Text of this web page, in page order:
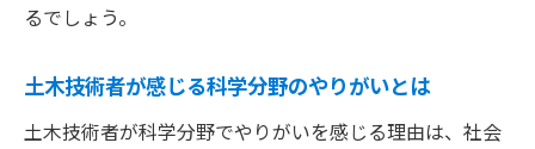
るでしょう。
土木技術者が感じる科学分野のやりがいとは
土木技術者が科学分野でやりがいを感じる理由は、社会